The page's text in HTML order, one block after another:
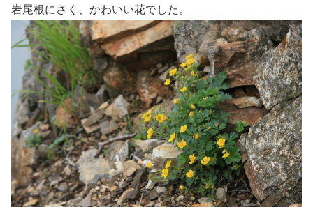
岩尾根にさく、かわいい花でした。